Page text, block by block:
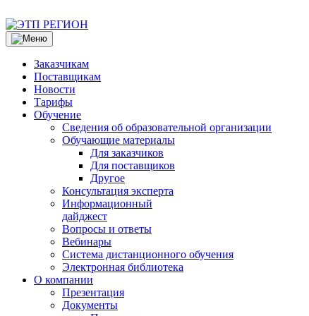
Заказчикам
Поставщикам
Новости
Тарифы
Обучение
Сведения об образовательной организации
Обучающие материалы
Для заказчиков
Для поставщиков
Другое
Консультация эксперта
Информационный
дайджест
Вопросы и ответы
Вебинары
Система дистанционного обучения
Электронная библиотека
О компании
Презентация
Документы